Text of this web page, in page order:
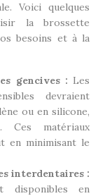
Voici quelques
la brossette
besoins et à la
gencives : Les
devraient
ou en silicone,
Ces matériaux
en minimisant le
interdentaires :
disponibles en